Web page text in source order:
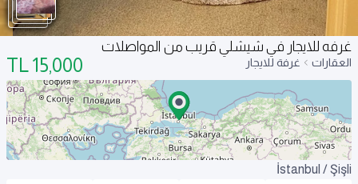
غرفه للايجار في شيشلي قريب من المواصلات
العقارات غرفة للايجار 15,000
TL
İstanbul / Şişli